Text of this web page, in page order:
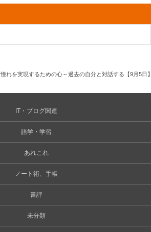
憧れを実現するための心～過去の自分と対話する【9月5日
IT・ブログ関連
語学・学習
あれこれ
ノート術、手帳
書評
未分類